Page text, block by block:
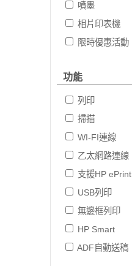
噴墨
相片印表機
限時優惠活動
功能
列印
掃描
WI-FI連線
乙太網路連線
支援HP ePrint
USB列印
無邊框列印
HP Smart
ADF自動送稿